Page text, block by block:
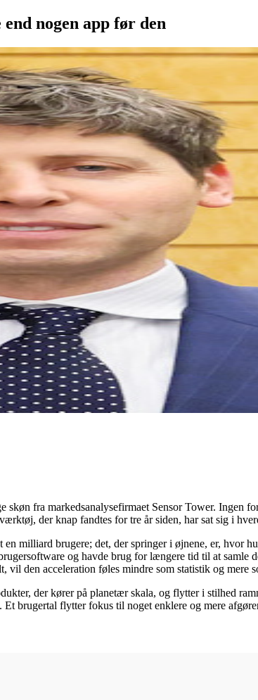
nogen app før den
fra markedsanalysefirmaet Sensor Tower. Ingen
der knap fandtes for tre år siden, har sat sig i
milliard brugere; det, der springer i øjnene, er, hvor
og havde brug for længere tid til at samle
den acceleration føles mindre som statistik og mere
der kører på planetær skala, og flytter i stilhed
brugertal flytter fokus til noget enklere og mere